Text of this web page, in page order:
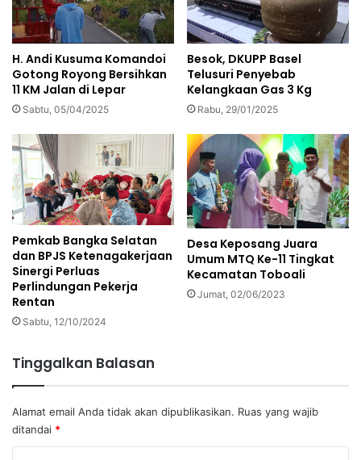
H. Andi Kusuma Komandoi
Gotong Royong Bersihkan
11 KM Jalan di Lepar
Sabtu, 05/04/2025
Besok, DKUPP Basel
Telusuri Penyebab
Kelangkaan Gas 3 Kg
Rabu, 29/01/2025
Pemkab Bangka Selatan
dan BPJS Ketenagakerjaan
Sinergi Perluas
Perlindungan Pekerja
Rentan
Sabtu, 12/10/2024
Desa Keposang Juara
Umum MTQ Ke-11 Tingkat
Kecamatan Toboali
Jumat, 02/06/2023
Tinggalkan Balasan
Alamat email Anda tidak akan dipublikasikan. Ruas yang wajib
ditandai *